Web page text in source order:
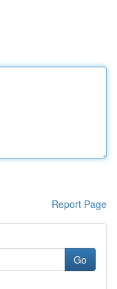
Report Page
Go